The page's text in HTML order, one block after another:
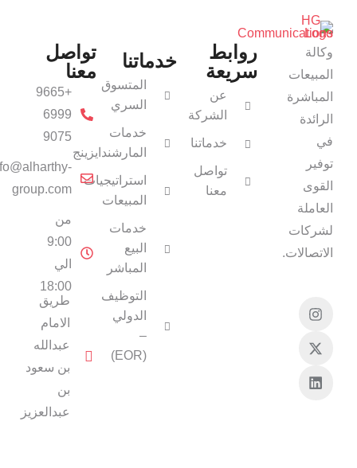
وكالة
المبيعات
المباشرة
الرائدة
في
توفير
القوى
العاملة
لشركات
الاتصالات.
روابط
سريعة
عن
الشركة
خدماتنا
تواصل
معنا
خدماتنا
المتسوق
السري
خدمات
المارشندايزينج
استراتيجيات
المبيعات
خدمات
البيع
المباشر
التوظيف
الدولي
–
(EOR)
تواصل
معنا
+9665
6999
9075
group.com
من
9:00
الي
18:00
طريق
الامام
عبدالله
بن سعود
بن
عبدالعزيز